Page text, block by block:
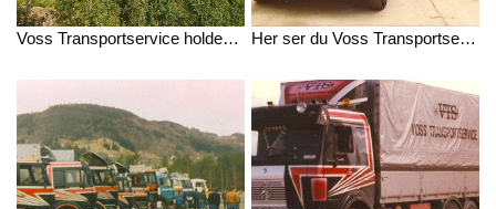
Voss Transportservice holder til i idylliske Voss. Her ser du en av våre lastebiler i aksjon. Her ser du Voss Transportservice AS sitt aller første vogntog.